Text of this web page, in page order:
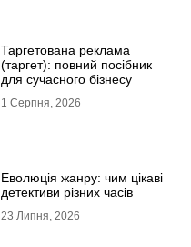
Таргетована реклама
(таргет): повний посібник
для сучасного бізнесу
1 Серпня, 2026
Еволюція жанру: чим цікаві
детективи різних часів
23 Липня, 2026